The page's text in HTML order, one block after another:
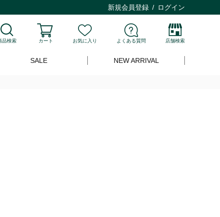
新規会員登録 ログイン
品検索 カート お気に入り よくある質問 店舗検索
SALE NEW ARRIVAL